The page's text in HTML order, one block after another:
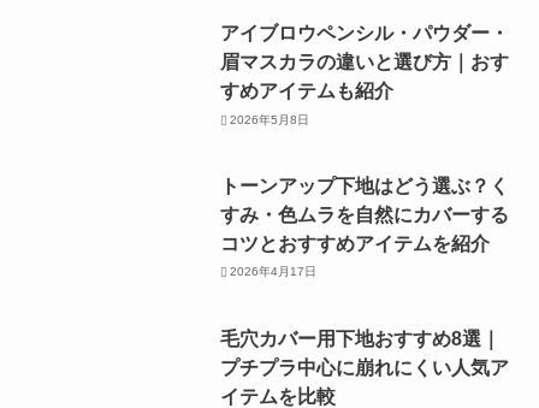
アイブロウペンシル・パウダー・
眉マスカラの違いと選び方｜おす
すめアイテムも紹介
2026年5月8日
トーンアップ下地はどう選ぶ？く
すみ・色ムラを自然にカバーする
コツとおすすめアイテムを紹介
2026年4月17日
毛穴カバー用下地おすすめ8選｜
プチプラ中心に崩れにくい人気ア
イテムを比較